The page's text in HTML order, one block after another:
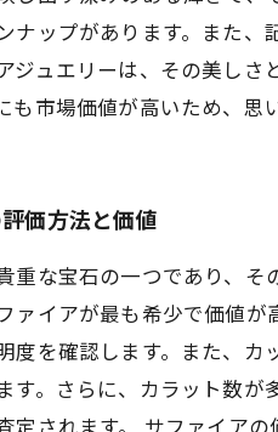
ナップがあります。また
ジュエリーは、その美し
も市場価値が高いため、思
価方法と価値
重な宝石の一つであり、
ァイアが最も希少で価値
度を確認します。また、
す。さらに、カラット数
定されます。 サファイア